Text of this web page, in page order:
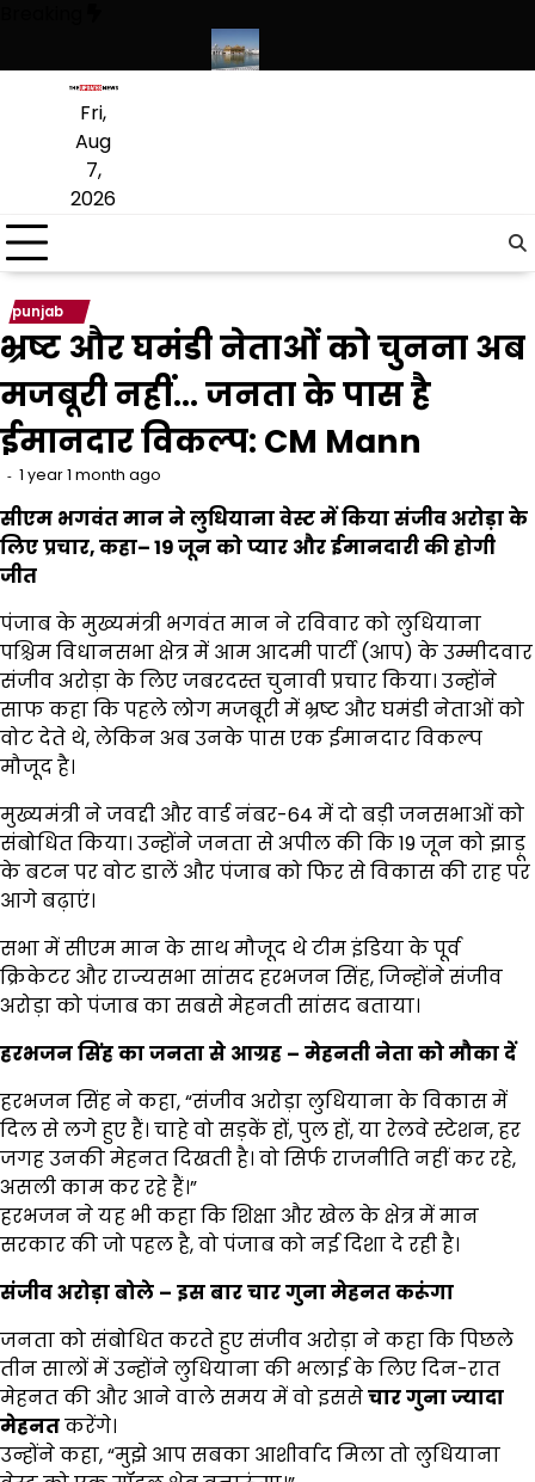
content
Fri,
Aug
7,
2026
punjab
भ्रष्ट और घमंडी नेताओं को चुनना अब
मजबूरी नहीं… जनता के पास है
ईमानदार विकल्प: CM Mann
1 year 1 month ago
सीएम भगवंतमाननेलुधियानावेस्टमेंकियासंजीवअरोड़ाके
लिएप्रचार,कहा– 19जूनकोप्यार औरईमानदारीकीहोगी
जीत
पंजाब के मुख्यमंत्री भगवंत मान ने रविवार को लुधियाना
पश्चिम विधानसभा क्षेत्र में आम आदमी पार्टी (आप) के उम्मीदवार
संजीव अरोड़ा के लिए जबरदस्त चुनावी प्रचार किया। उन्होंने
साफ कहा कि पहले लोग मजबूरी में भ्रष्ट और घमंडी नेताओं को
वोट देते थे, लेकिन अब उनके पास एक ईमानदार विकल्प
मौजूद है।
मुख्यमंत्री ने जवद्दी और वार्ड नंबर-64 में दो बड़ी जनसभाओं को
संबोधित किया। उन्होंने जनता से अपील की कि 19 जून को झाड़ू
के बटन पर वोट डालें और पंजाब को फिर से विकास की राह पर
आगे बढ़ाएं।
सभा में सीएम मान के साथ मौजूद थे टीम इंडिया के पूर्व
क्रिकेटर और राज्यसभा सांसद हरभजन सिंह, जिन्होंने संजीव
अरोड़ा को पंजाब का सबसे मेहनती सांसद बताया।
हरभजनसिंहकाजनतासे आग्रह – मेहनतीनेताकोमौकादें
हरभजन सिंह ने कहा, “संजीव अरोड़ा लुधियाना के विकास में
दिल से लगे हुए हैं। चाहे वो सड़कें हों, पुल हों, या रेलवे स्टेशन, हर
जगह उनकी मेहनत दिखती है। वो सिर्फ राजनीति नहीं कर रहे,
असली काम कर रहे हैं।”
हरभजन ने यह भी कहा कि शिक्षा और खेल के क्षेत्र में मान
सरकार की जो पहल है, वो पंजाब को नई दिशा दे रही है।
संजीवअरोड़ाबोले – इसबारचारगुनामेहनतकरूंगा
जनता को संबोधित करते हुए संजीव अरोड़ा ने कहा कि पिछले
तीन सालों में उन्होंने लुधियाना की भलाई के लिए दिन-रात
मेहनत की और आने वाले समय में वो इससेचारगुनाज्यादा
मेहनतकरेंगे।
उन्होंने कहा, “मुझे आप सबका आशीर्वाद मिला तो लुधियाना